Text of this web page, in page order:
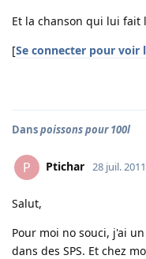
Et la chanson qui lui fait
[Se connecter pour voir
Danspoissons pour 100l
P Ptichar 28 juil. 2011
Salut,
Pour moi no souci, j'ai
dans des SPS. Et chez